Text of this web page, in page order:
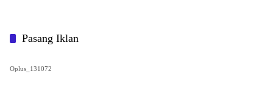
Pasang Iklan
Oplus_131072